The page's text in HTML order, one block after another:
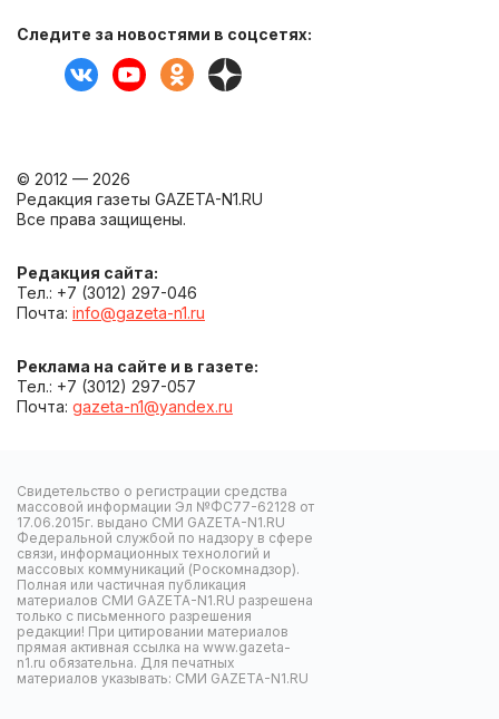
Следите за новостями в соцсетях:
© 2012 — 2026
Редакция газеты GAZETA-N1.RU
Все права защищены.
Редакция сайта:
Тел.: +7 (3012) 297-046
Почта: info@gazeta-n1.ru
Реклама на сайте и в газете:
Тел.: +7 (3012) 297-057
Почта: gazeta-n1@yandex.ru
Свидетельство о регистрации средства
массовой информации Эл №ФС77-62128 от
17.06.2015г. выдано СМИ GAZETA-N1.RU
Федеральной службой по надзору в сфере
связи, информационных технологий и
массовых коммуникаций (Роскомнадзор).
Полная или частичная публикация
материалов СМИ GAZETA-N1.RU разрешена
только с письменного разрешения
редакции! При цитировании материалов
прямая активная ссылка на www.gazeta-
n1.ru обязательна. Для печатных
материалов указывать: СМИ GAZETA-N1.RU